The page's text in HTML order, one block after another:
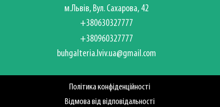
м.Львів, Вул. Сахарова, 42
+380630327777
+380960327777
buhgalteria.lviv.ua@gmail.com
Політика конфіденційності
Відмова від відповідальності